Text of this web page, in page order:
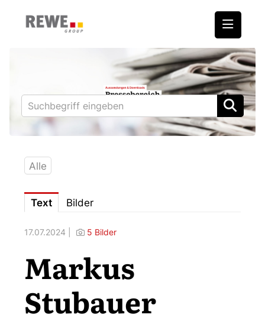
REWE International AG
BILLA
PENNY
BIPA
Downloads
Fotos – Vorstand
Kontakt
Alle
Text Bilder
17.07.2024 | 5 Bilder
Markus
Stubauer